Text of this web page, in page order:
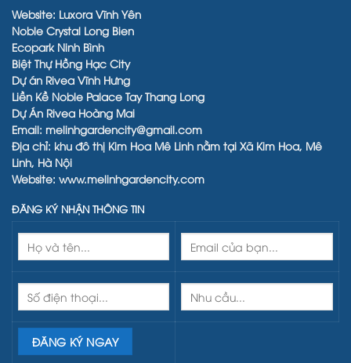
Website: Luxora Vĩnh Yên
Noble Crystal Long Bien
Ecopark Ninh Bình
Biệt Thự Hồng Hạc City
Dự án Rivea Vĩnh Hưng
Liền Kề Noble Palace Tay Thang Long
Dự Án Rivea Hoàng Mai
Email: melinhgardencity@gmail.com
Địa chỉ: khu đô thị Kim Hoa Mê Linh nằm tại Xã Kim Hoa, Mê
Linh, Hà Nội
Website: www.melinhgardencity.com
ĐĂNG KÝ NHẬN THÔNG TIN